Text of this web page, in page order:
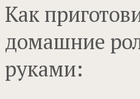
Как
домашние
руками: